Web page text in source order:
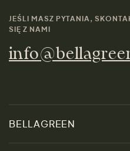
JEŚLI MASZ PYTANIA,
SIĘ Z NAMI
BELLAGREEN